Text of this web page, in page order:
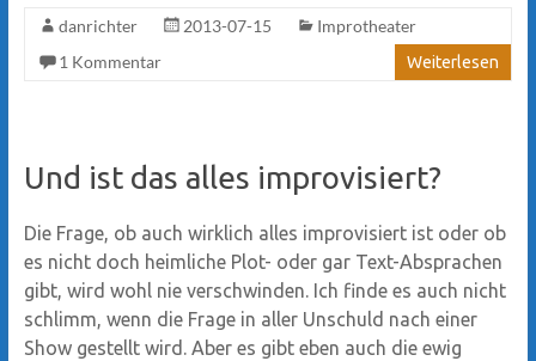
danrichter 2013-07-15
Improtheater
1 Kommentar
Weiterlesen
Und ist das alles improvisiert?
Die Frage, ob auch wirklich alles improvisiert ist oder ob
es nicht doch heimliche Plot- oder gar Text-Absprachen
gibt, wird wohl nie verschwinden. Ich finde es auch nicht
schlimm, wenn die Frage in aller Unschuld nach einer
Show gestellt wird. Aber es gibt eben auch die ewig